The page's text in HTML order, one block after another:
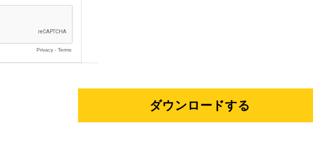
Privacy - Terms